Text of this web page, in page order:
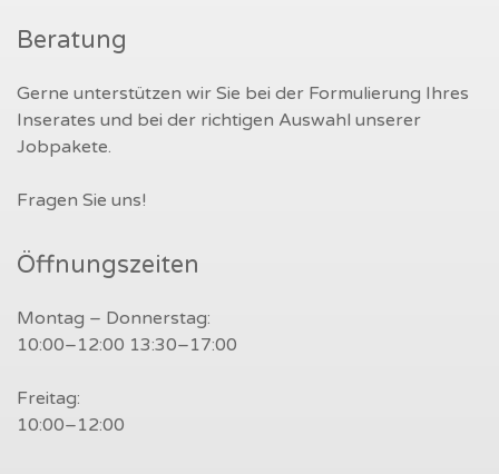
Beratung
Gerne unterstützen wir Sie bei der Formulierung Ihres
Inserates und bei der richtigen Auswahl unserer
Jobpakete.
Fragen Sie uns!
Öffnungszeiten
Montag – Donnerstag:
10:00–12:00 13:30–17:00
Freitag:
10:00–12:00